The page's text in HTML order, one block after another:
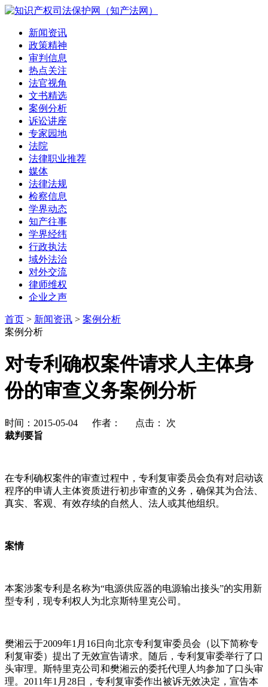
新闻资讯
政策精神
审判信息
热点关注
法官视角
文书精选
案例分析
诉讼讲座
专家园地
法院
法律职业推荐
媒体
法律法规
检察信息
学界动态
知产往事
学界经纬
行政执法
域外法治
对外交流
律师维权
企业之声
首页 > 新闻资讯 > 案例分析
案例分析
对专利确权案件请求人主体身
份的审查义务案例分析
时间：2015-05-04 作者： 点击：
次
裁判要旨
在专利确权案件的审查过程中，专利复审委员会负有对启动该
程序的申请人主体资质进行初步审查的义务，确保其为合法、
真实、客观、有效存续的自然人、法人或其他组织。
案情
本案涉案专利是名称为“电源供应器的电源输出接头”的实用新
型专利，现专利权人为北京斯特里克公司。
樊湘云于2009年1月16日向北京专利复审委员会（以下简称专
利复审委）提出了无效宣告请求。随后，专利复审委举行了口
头审理。斯特里克公司和樊湘云的委托代理人均参加了口头审
理。2011年1月28日，专利复审委作出被诉无效决定，宣告本